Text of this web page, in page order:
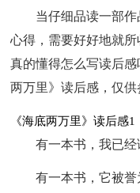
当仔细品读一部
心得，需要好好地就
真的懂得怎么写读后
两万里》读后感，仅供
《海底两万里》读后感1
有一本书，我已经
有一本书，它被